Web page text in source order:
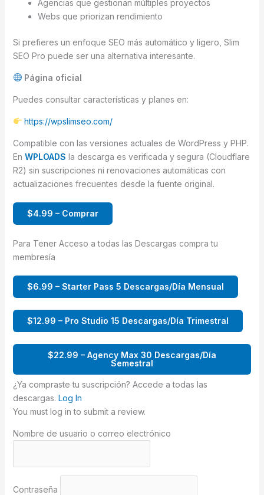
Agencias que gestionan múltiples proyectos
Webs que priorizan rendimiento
Si prefieres un enfoque SEO más automático y ligero, Slim
SEO Pro puede ser una alternativa interesante.
Página oficial
Puedes consultar características y planes en:
https://wpslimseo.com/
Compatible con las versiones actuales de WordPress y PHP.
En WPLOADS la descarga es verificada y segura (Cloudflare
R2) sin suscripciones ni renovaciones automáticas con
actualizaciones frecuentes desde la fuente original.
$4.99 – Comprar
Para Tener Acceso a todas las Descargas compra tu
membresía
$6.99 – Starter Pass 5 Descargas/Día Mensual
$12.99 – Pro Studio 15 Descargas/Día Trimestral
$22.99 – Agency Max 30 Descargas/Día
Semestral
¿Ya compraste tu suscripción? Accede a todas las
descargas. Log In
You must log in to submit a review.
Nombre de usuario o correo electrónico
Contraseña